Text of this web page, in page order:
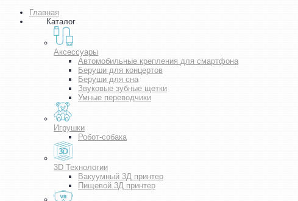
Главная
Каталог
Аксессуары
Автомобильные крепления для смартфона
Беруши для концертов
Беруши для сна
Звуковые зубные щетки
Умные переводчики
Игрушки
Робот-собака
3D Технологии
Вакуумный 3Д принтер
Пищевой 3Д принтер